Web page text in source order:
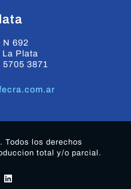
N 692
La Plata
3871
Todos los derechos
total y/o parcial.